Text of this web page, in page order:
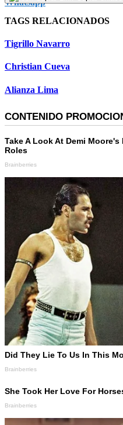
TAGS RELACIONADOS
Tigrillo Navarro
Christian Cueva
Alianza Lima